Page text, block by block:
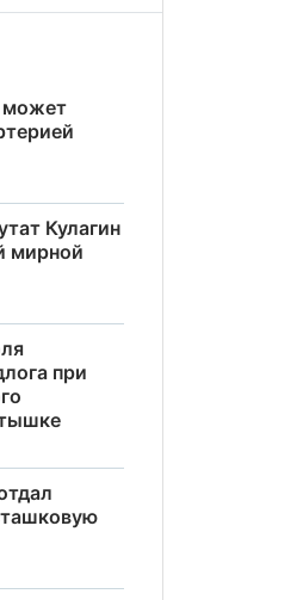
может
Кулагин
мирной
при